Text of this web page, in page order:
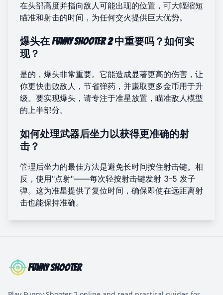
在头部高度并指向敌人可能出现的位置，可大幅缩短
瞄准和射击的时间，为任何交火提供巨大优势。
爆头在 Funny Shooter 2 中重要吗？如何实
现？
是的，爆头非常重要。它能造成显著更高的伤害，让
你更快击败敌人，节省弹药，并赚取更多金币用于升
级。要实现爆头，请专注于准星放置，瞄准敌人模型
的上半部分。
如何处理武器后坐力以获得更准确的射
击？
管理后坐力的最佳方法是避免长时间按住射击键。相
反，使用"点射"——每次轻按射击键发射 3-5 发子
弹。这为准星提供了复位时间，确保即使在远距离射
击也能保持准确。
Funny Shooter